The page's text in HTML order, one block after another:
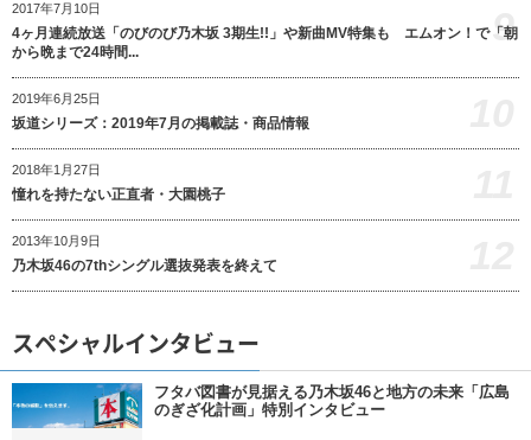
2017年7月10日
4ヶ月連続放送「のびのび乃木坂 3期生!!」や新曲MV特集も エムオン！で「朝
から晩まで24時間...
9
2019年6月25日
坂道シリーズ：2019年7月の掲載誌・商品情報
2018年1月27日
憧れを持たない正直者・大園桃子
2013年10月9日
乃木坂46の7thシングル選抜発表を終えて
スペシャルインタビュー
フタバ図書が見据える乃木坂46と地方の未来「広島
のぎざ化計画」特別インタビュー